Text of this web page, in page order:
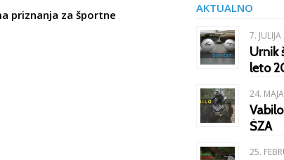
priznanja za športne
AKTUALNO
7.
Urnik
leto
24.
ŠZA
25.